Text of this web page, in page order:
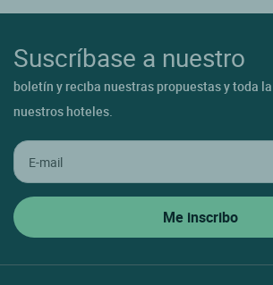
Suscríbase a nuestro
boletín y reciba nuestras propuestas y toda
nuestros hoteles.